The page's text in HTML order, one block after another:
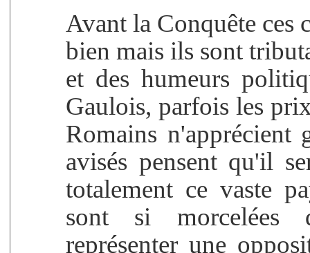
Avant la Conquête ces
bien mais ils sont
et des humeurs
Gaulois, parfois les
Romains n'apprécient
avisés pensent qu'il
totalement ce vaste
sont si morcelées
représenter une